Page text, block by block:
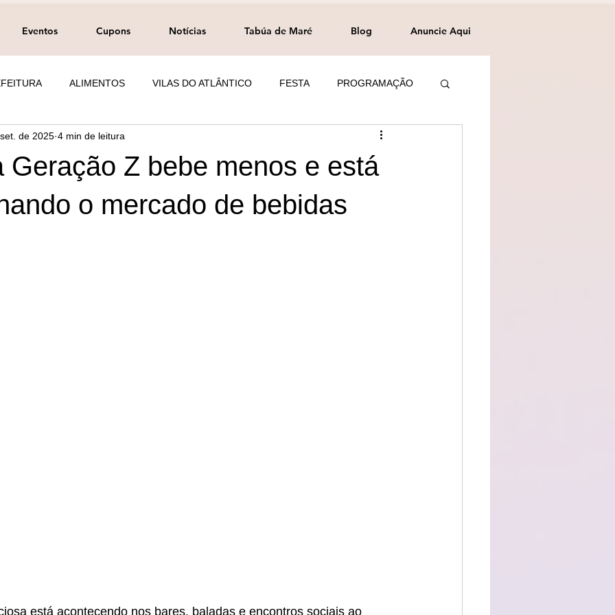
Eventos Cupons Notícias Tabúa de Maré Blog Anuncie Aqui
ALIMENTOS VILAS DO ATLÂNTICO FESTA PROGRAMAÇÃO
BRASIL
Geração Z bebe menos e está
o mercado de bebidas
de 2025 4 min de leitura
está acontecendo nos bares, baladas e encontros sociais ao